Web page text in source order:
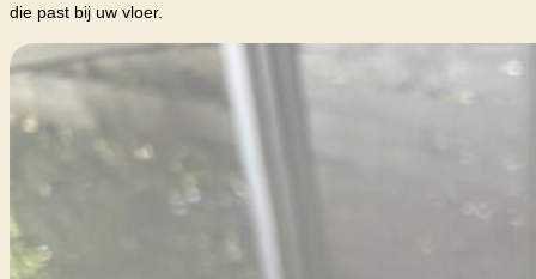
die past bij uw vloer.